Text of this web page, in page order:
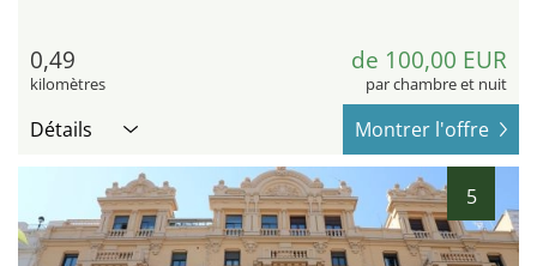
0,49
kilomètres
de 100,00 EUR
par chambre et nuit
Détails Montrer l'offre
5